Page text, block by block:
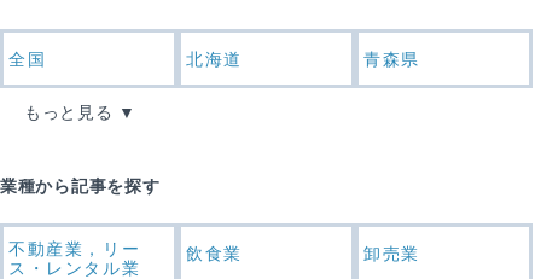
全国 北海道 青森県
もっと見る
業種から記事を探す
不動産業，リー
ス・レンタル業
飲食業 卸売業